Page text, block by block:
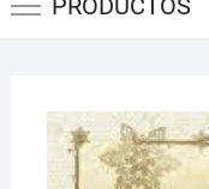
PRODUCTOS